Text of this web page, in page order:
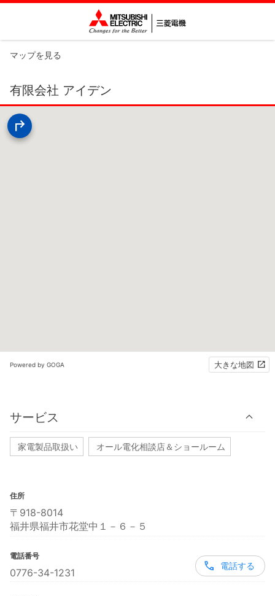
マップを見る
有限会社 アイデン
Powered by GOGA 大きな地図
サービス
家電製品取扱い オール電化相談店＆ショールーム
住所
〒918-8014
福井県福井市花堂中１－６－５
電話番号
0776-34-1231
電話する